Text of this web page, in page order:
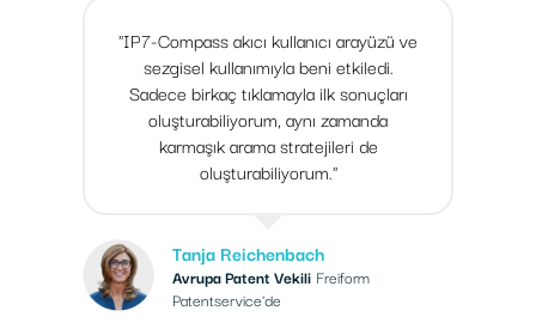
"IP7-Compass akıcı kullanıcı arayüzü ve
sezgisel kullanımıyla beni etkiledi.
Sadece birkaç tıklamayla ilk sonuçları
oluşturabiliyorum, aynı zamanda
karmaşık arama stratejileri de
oluşturabiliyorum."
Tanja Reichenbach
Avrupa Patent Vekili Freiform
Patentservice'de